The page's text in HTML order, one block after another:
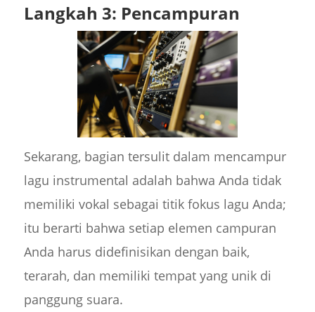
Langkah 3: Pencampuran
Sekarang, bagian tersulit dalam mencampur
lagu instrumental adalah bahwa Anda tidak
memiliki vokal sebagai titik fokus lagu Anda;
itu berarti bahwa setiap elemen campuran
Anda harus didefinisikan dengan baik,
terarah, dan memiliki tempat yang unik di
panggung suara.